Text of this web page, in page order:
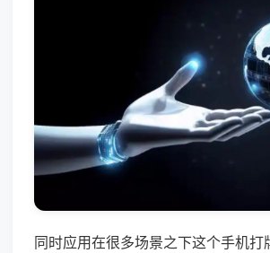
同时应用在很多场景之下这个手机打